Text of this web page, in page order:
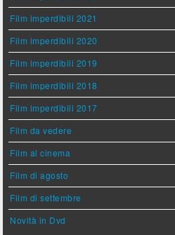
Film imperdibili 2021
Film imperdibili 2020
Film imperdibili 2019
Film imperdibili 2018
Film imperdibili 2017
Film da vedere
Film al cinema
Film di agosto
Film di settembre
Novità in Dvd